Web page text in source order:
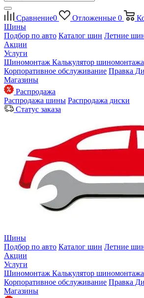
Сравнение0 Отложенные 0
Шины
Подбор по авто Каталог шин Летние
Акции
Услуги
Шиномонтаж Калькулятор шиномонтажа
Корпоративное обслуживание Правка
Магазины
Распродажа
Распродажа шины Распродажа диски
Статус заказа
Шины
Подбор по авто Каталог шин Летние
Акции
Услуги
Шиномонтаж Калькулятор шиномонтажа
Корпоративное обслуживание Правка
Магазины